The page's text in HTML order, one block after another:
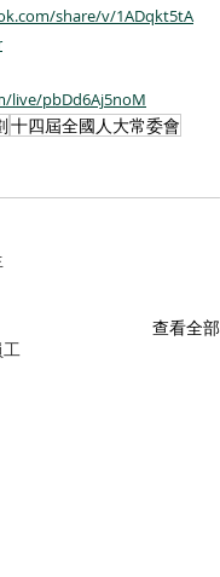
share/v/1ADqkt5tA
live/pbDd6Aj5noM
十四屆全國人大常委會
查看全部